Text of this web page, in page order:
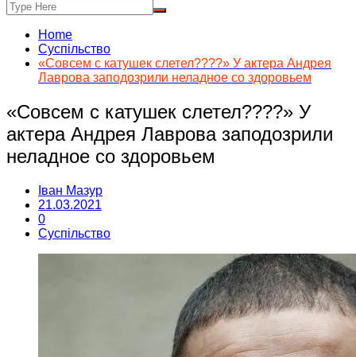
Home
Суспільство
«Совсем с катушек слетел????» У актера Андрея
Лаврова заподозрили неладное со здоровьем
«Совсем с катушек слетел????» У
актера Андрея Лаврова заподозрили
неладное со здоровьем
Іван Мазур
21.03.2021
0
Суспільство